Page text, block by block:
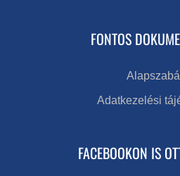
FONTOS
Adatkezelési
FACEBOOKON IS